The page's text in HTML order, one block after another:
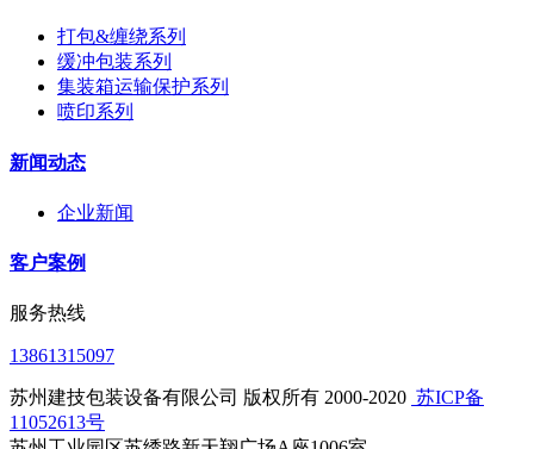
打包&缠绕系列
缓冲包装系列
集装箱运输保护系列
喷印系列
新闻动态
企业新闻
客户案例
服务热线
13861315097
苏州建技包装设备有限公司 版权所有 2000-2020 ​ 苏ICP备
11052613号